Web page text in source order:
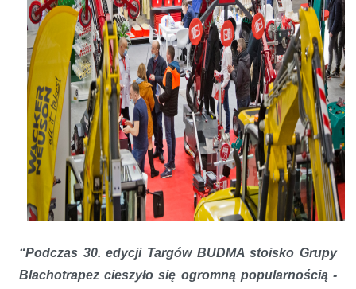
“Podczas 30. edycji Targów BUDMA stoisko Grupy
Blachotrapez cieszyło się ogromną popularnością -